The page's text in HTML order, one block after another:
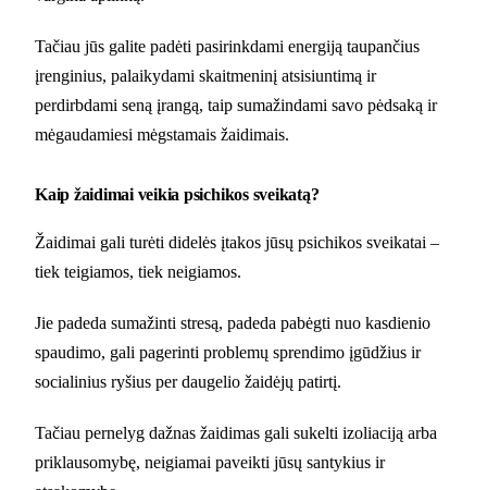
Tačiau jūs galite padėti pasirinkdami energiją taupančius
įrenginius, palaikydami skaitmeninį atsisiuntimą ir
perdirbdami seną įrangą, taip sumažindami savo pėdsaką ir
mėgaudamiesi mėgstamais žaidimais.
Kaip žaidimai veikia psichikos sveikatą?
Žaidimai gali turėti didelės įtakos jūsų psichikos sveikatai –
tiek teigiamos, tiek neigiamos.
Jie padeda sumažinti stresą, padeda pabėgti nuo kasdienio
spaudimo, gali pagerinti problemų sprendimo įgūdžius ir
socialinius ryšius per daugelio žaidėjų patirtį.
Tačiau pernelyg dažnas žaidimas gali sukelti izoliaciją arba
priklausomybę, neigiamai paveikti jūsų santykius ir